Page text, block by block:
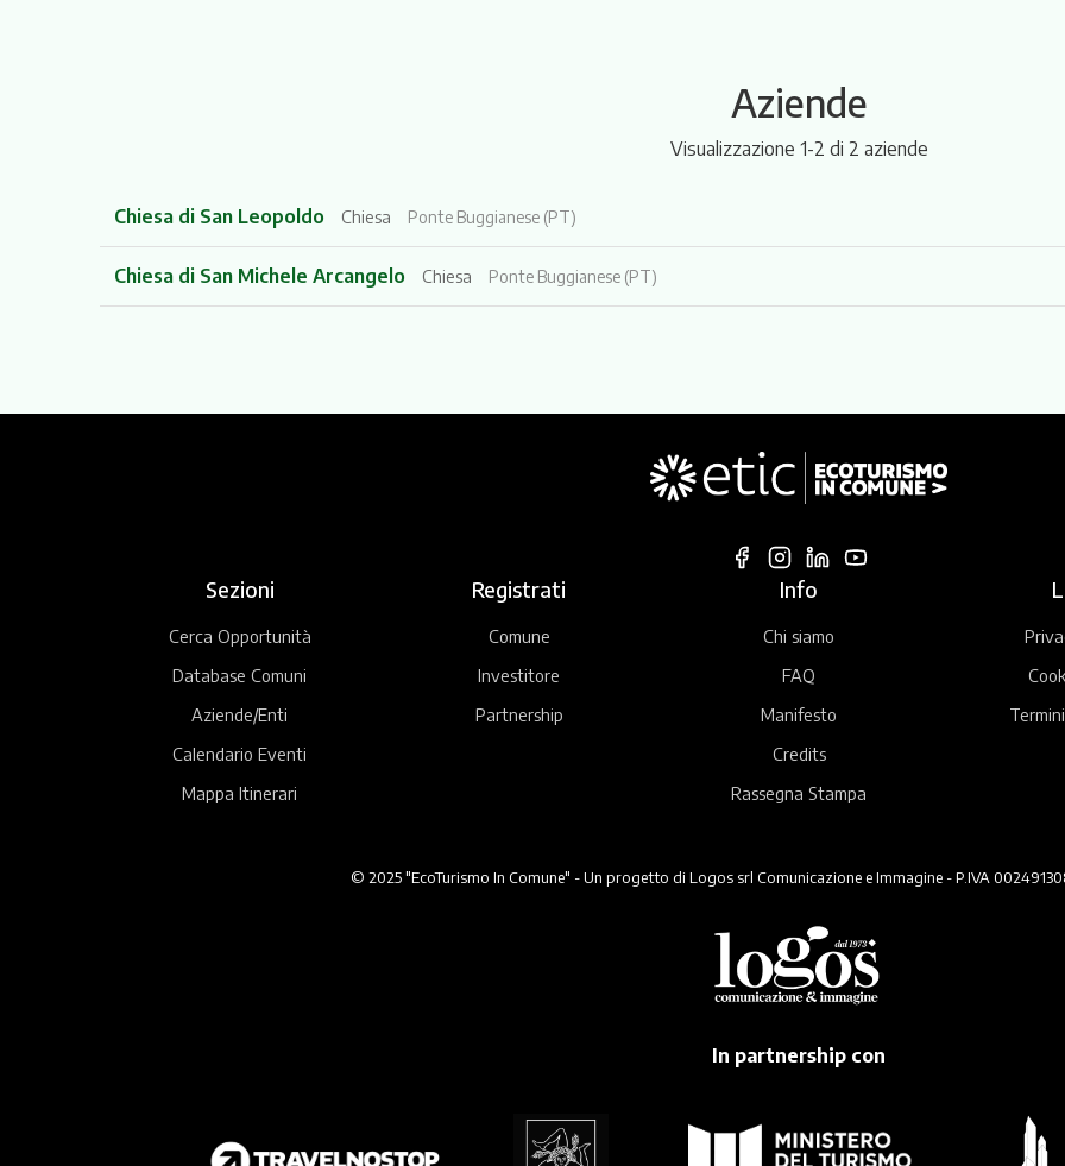
Aziende
Visualizzazione 1-2 di 2 aziende
Chiesa di San Leopoldo Chiesa Ponte Buggianese (PT)
Chiesa di San Michele Arcangelo Chiesa Ponte Buggianese (PT)
Sezioni
Cerca Opportunità
Database Comuni
Aziende/Enti
Calendario Eventi
Mappa Itinerari
Registrati
Comune
Investitore
Partnership
Info
Chi siamo
FAQ
Manifesto
Credits
Rassegna Stampa
© 2025 "EcoTurismo In Comune" - Un progetto di Logos srl Comunicazione e Immagine - P.IVA
In partnership con